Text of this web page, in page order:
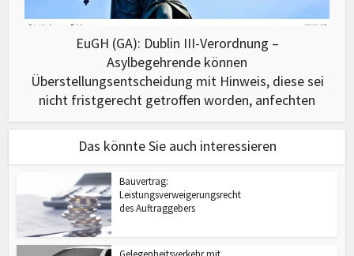
EuGH (GA): Dublin III-Verordnung –
Asylbegehrende können
Überstellungsentscheidung mit Hinweis, diese sei
nicht fristgerecht getroffen worden, anfechten
Das könnte Sie auch interessieren
Bauvertrag:
Leistungsverweigerungsrecht
des Auftraggebers